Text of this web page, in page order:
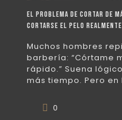
El problema de cortar de
cortarse el pelo realmente
Muchos hombres
barbería: “Córtame
rápido.” Suena
más tiempo. Pero en
0